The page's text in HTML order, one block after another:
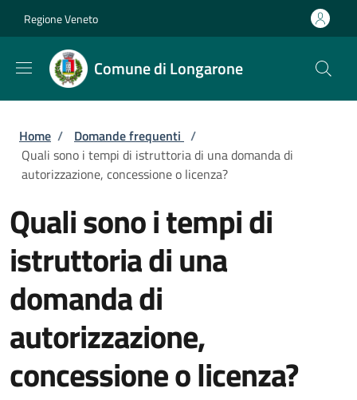
Regione Veneto
Comune di Longarone
Briciole di pane
Home / Domande frequenti /
Quali sono i tempi di istruttoria di una domanda di
autorizzazione, concessione o licenza?
Quali sono i tempi di
istruttoria di una
domanda di
autorizzazione,
concessione o licenza?